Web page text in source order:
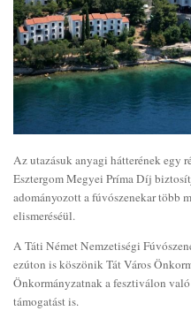
Az utazásuk anyagi hátterének egy
Esztergom Megyei Príma Díj
adományozott a fúvószenekar több
elismeréséül.
A Táti Német Nemzetiségi
ezúton is köszönik Tát Város
Önkormányzatnak a fesztiválon
támogatást is.